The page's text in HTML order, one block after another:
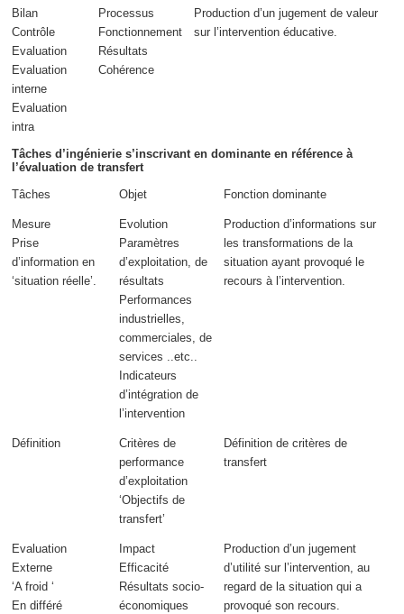
Bilan
Contrôle
Evaluation
Evaluation
interne
Evaluation
intra
Processus
Fonctionnement
Résultats
Cohérence
Production d’un jugement de valeur
sur l’intervention éducative.
Tâches d’ingénierie s’inscrivant en dominante en référence à
l’évaluation de transfert
Tâches
Objet Fonction dominante
Mesure
Prise
d’information en
‘situation réelle’.
Evolution
Paramètres
d’exploitation, de
résultats
Performances
industrielles,
commerciales, de
services ..etc..
Indicateurs
d’intégration de
l’intervention
Production d’informations sur
les transformations de la
situation ayant provoqué le
recours à l’intervention.
Définition
Critères de
performance
d’exploitation
‘Objectifs de
transfert’
Définition de critères de
transfert
Evaluation
Externe
‘A froid ‘
En différé
Impact
Efficacité
Résultats socio-
économiques
Production d’un jugement
d’utilité sur l’intervention, au
regard de la situation qui a
provoqué son recours.